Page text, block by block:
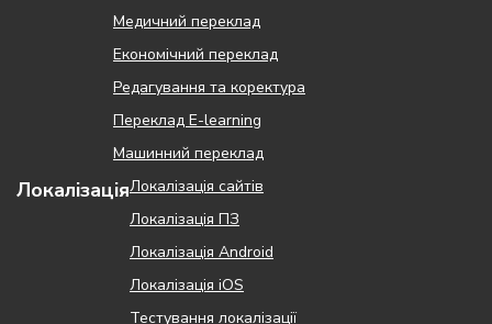
Медичний переклад
Економічний переклад
Редагування та коректура
Переклад Е-learning
Машинний переклад
ЛокалізаціяЛокалізація сайтів
Локалізація ПЗ
Локалізація Android
Локалізація iOS
Тестування локалізації